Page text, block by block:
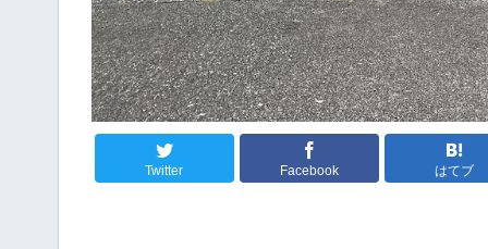
Twitter Facebook はてブ